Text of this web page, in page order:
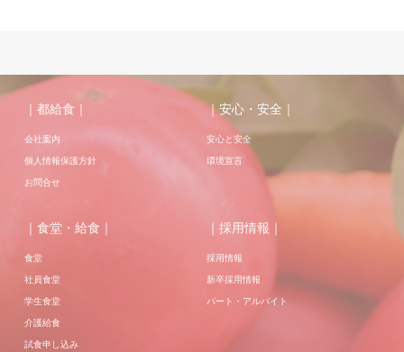
｜都給食｜
会社案内
個人情報保護方針
お問合せ
｜安心・安全｜
安心と安全
環境宣言
｜食堂・給食｜
食堂
社員食堂
学生食堂
介護給食
試食申し込み
｜採用情報｜
採用情報
新卒採用情報
パート・アルバイト